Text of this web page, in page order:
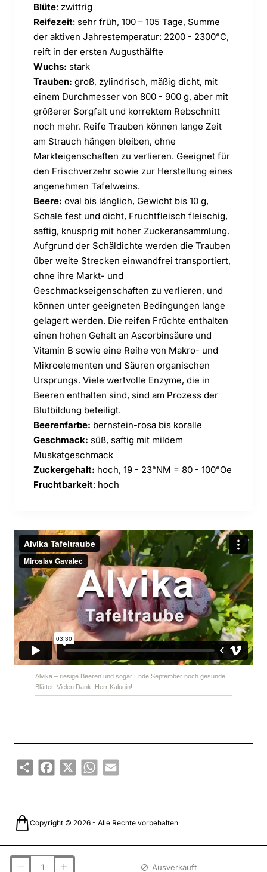
Ausverkauft
Blüte: zwittrig
Reifezeit: sehr früh, 100 – 105 Tage, Summe
der aktiven Jahrestemperatur: 2200 - 2300°C,
reift in der ersten Augusthälfte
Wuchs: stark
Trauben: groß, zylindrisch, mäßig dicht, mit
einem Durchmesser von 800 - 900 g, aber mit
größerer Sorgfalt und korrektem Rebschnitt
noch mehr. Reife Trauben können lange Zeit
am Strauch hängen bleiben, ohne
Markteigenschaften zu verlieren. Geeignet für
den Frischverzehr sowie zur Herstellung eines
angenehmen Tafelweins.
Beere: oval bis länglich, Gewicht bis 10 g,
Schale fest und dicht, Fruchtfleisch fleischig,
saftig, knusprig mit hoher Zuckeransammlung.
Aufgrund der Schäldichte werden die Trauben
über weite Strecken einwandfrei transportiert,
ohne ihre Markt- und
Geschmackseigenschaften zu verlieren, und
können unter geeigneten Bedingungen lange
gelagert werden. Die reifen Früchte enthalten
einen hohen Gehalt an Ascorbinsäure und
Vitamin B sowie eine Reihe von Makro- und
Mikroelementen und Säuren organischen
Ursprungs. Viele wertvolle Enzyme, die in
Beeren enthalten sind, sind am Prozess der
Blutbildung beteiligt.
Beerenfarbe: bernstein-rosa bis koralle
Geschmack: süß, saftig mit mildem
Muskatgeschmack
Zuckergehalt: hoch, 19 - 23°NM = 80 - 100°Oe
Fruchtbarkeit: hoch
Alvika – riesige Beeren und sogar Ende September noch gesunde
Blätter. Vielen Dank, Herr Kalugin!
ShareFacebook
X WhatsApp
Email
Copyright © 2026 - Alle Rechte vorbehalten